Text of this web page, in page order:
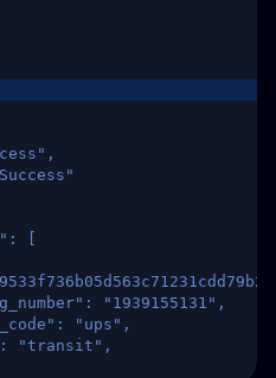
[
"1939155131",
"ups",
"transit",